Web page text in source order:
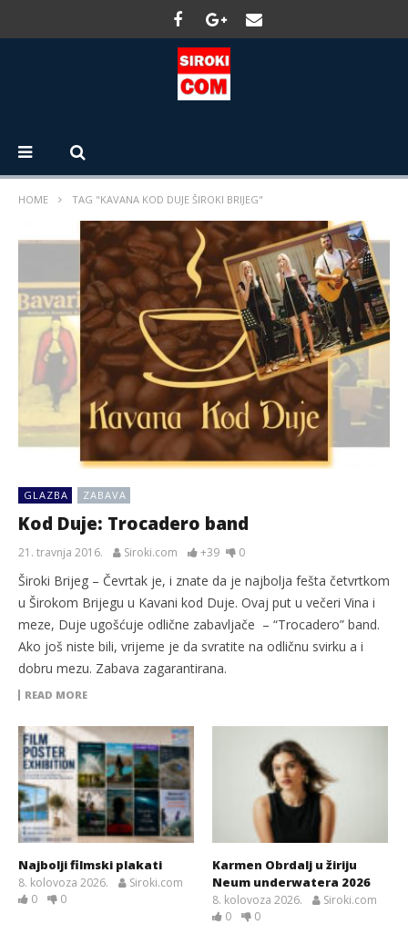
HOME TAG "KAVANA KOD DUJE ŠIROKI BRIJEG"
GLAZBA ZABAVA
Kod Duje: Trocadero band
21. travnja 2016. Siroki.com +39 0
Široki Brijeg – Čevrtak je, i znate da je najbolja fešta četvrtkom
u Širokom Brijegu u Kavani kod Duje. Ovaj put u večeri Vina i
meze, Duje ugošćuje odlične zabavljače – “Trocadero” band.
Ako još niste bili, vrijeme je da svratite na odličnu svirku a i
dobru mezu. Zabava zagarantirana.
READ MORE
Najbolji filmski plakati
8. kolovoza 2026.
Siroki.com
0
0
Karmen Obrdalj u žiriju
Neum underwatera 2026
8. kolovoza 2026.
Siroki.com
0
0